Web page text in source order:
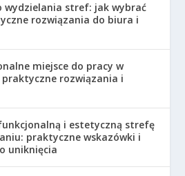
wydzielania stref: jak wybrać
rozwiązania do biura i
miejsce do pracy w
praktyczne rozwiązania i
i estetyczną strefę
praktyczne wskazówki i
uniknięcia